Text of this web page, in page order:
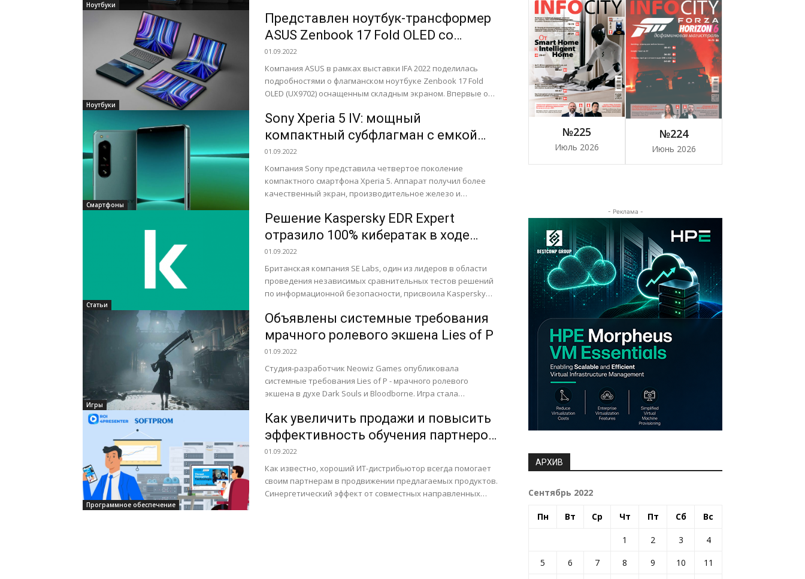
Ноутбуки
Ноутбуки
Представлен ноутбук-трансформер
ASUS Zenbook 17 Fold OLED со
складным экраном
01.09.2022
Компания ASUS в рамках выставки IFA 2022 поделилась
подробностями о флагманском ноутбуке Zenbook 17 Fold
OLED (UX9702) оснащенным складным экраном. Впервые о
Смартфоны
Sony Xperia 5 IV: мощный
компактный субфлагман с емкой
АКБ
01.09.2022
Компания Sony представила четвертое поколение
компактного смартфона Xperia 5. Аппарат получил более
качественный экран, производительное железо и
поддерживают функции,...
Статьи
Решение Kaspersky EDR Expert
отразило 100% кибератак в ходе
международного теста SE Labs
01.09.2022
Британская компания SE Labs, один из лидеров в области
проведения независимых сравнительных тестов решений
по информационной безопасности, присвоила Kaspersky
Игры
Объявлены системные требования
мрачного ролевого экшена Lies of P
01.09.2022
Студия-разработчик Neowiz Games опубликовала
системные требования Lies of P - мрачного ролевого
экшена в духе Dark Souls и Bloodborne. Игра стала
Программное обеспечение
Как увеличить продажи и повысить
эффективность обучения партнеров
— опыт ИТ-дистрибьютора
01.09.2022
Как известно, хороший ИТ-дистрибьютор всегда помогает
своим партнерам в продвижении предлагаемых продуктов.
Синергетический эффект от совместных направленных
№225
Июль 2026
№224
Июнь 2026
- Реклама -
АРХИВ
Сентябрь 2022
Пн Вт Ср Чт Пт Сб Вс
1 2 3
4
5
6 7 8 9 10 11